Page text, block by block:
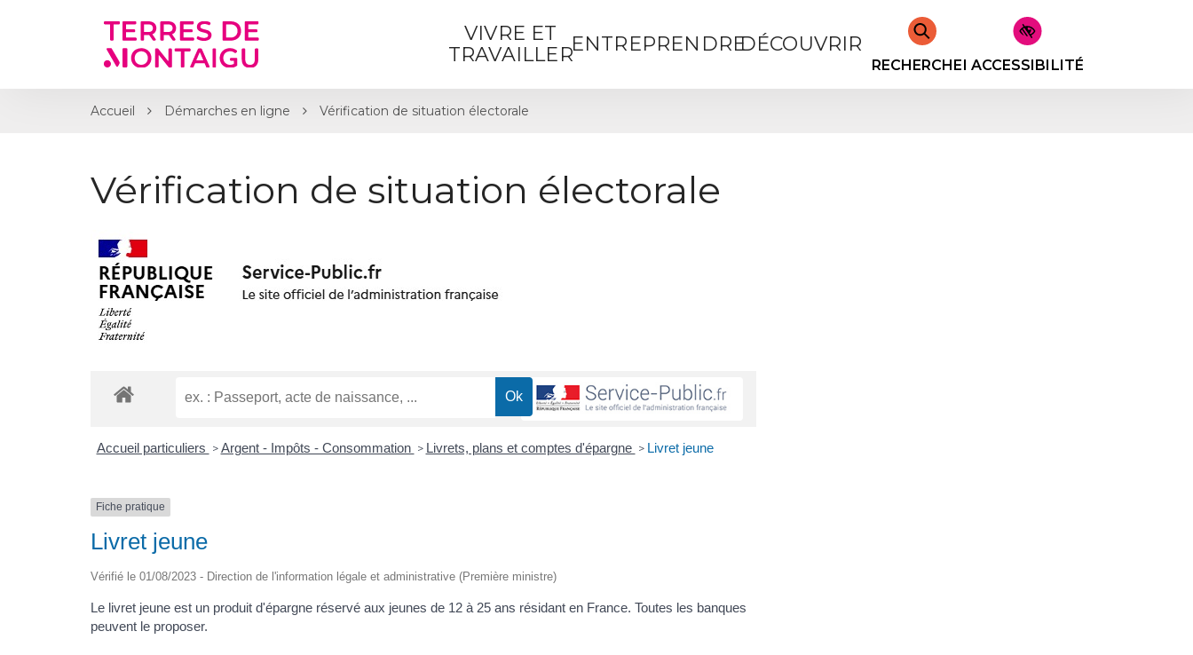
VIVRE ET
TRAVAILLERENTREPRENDREDÉCOUVRIR
RECHERCHERACCESSIBILITÉ
Accueil Démarches en ligne Vérification de situation électorale
Vérification de situation électorale
Accueil particuliers > Argent - Impôts - Consommation > Livrets, plans et comptes d'épargne > Livret jeune
Fiche pratique
Livret jeune
Vérifié le 01/08/2023 - Direction de l'information légale et administrative (Première ministre)
Le livret jeune est un produit d'épargne réservé aux jeunes de 12 à 25 ans résidant en France. Toutes les banques
peuvent le proposer.